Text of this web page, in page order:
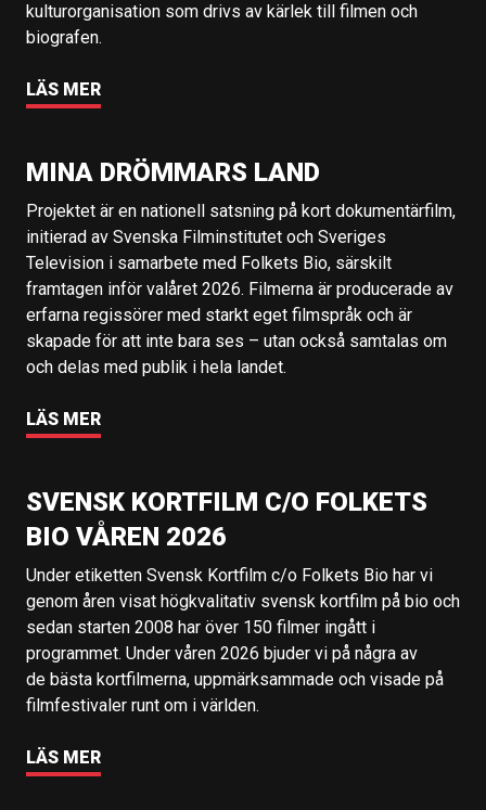
kulturorganisation som drivs av kärlek till filmen och
biografen.
LÄS MER
MINA DRÖMMARS LAND
Projektet är en nationell satsning på kort dokumentärfilm,
initierad av Svenska Filminstitutet och Sveriges
Television i samarbete med Folkets Bio, särskilt
framtagen inför valåret 2026. Filmerna är producerade av
erfarna regissörer med starkt eget filmspråk och är
skapade för att inte bara ses – utan också samtalas om
och delas med publik i hela landet.
LÄS MER
SVENSK KORTFILM C/O FOLKETS
BIO VÅREN 2026
Under etiketten Svensk Kortfilm c/o Folkets Bio har vi
genom åren visat högkvalitativ svensk kortfilm på bio och
sedan starten 2008 har över 150 filmer ingått i
programmet. Under våren 2026 bjuder vi på några av
de bästa kortfilmerna, uppmärksammade och visade på
filmfestivaler runt om i världen.
LÄS MER